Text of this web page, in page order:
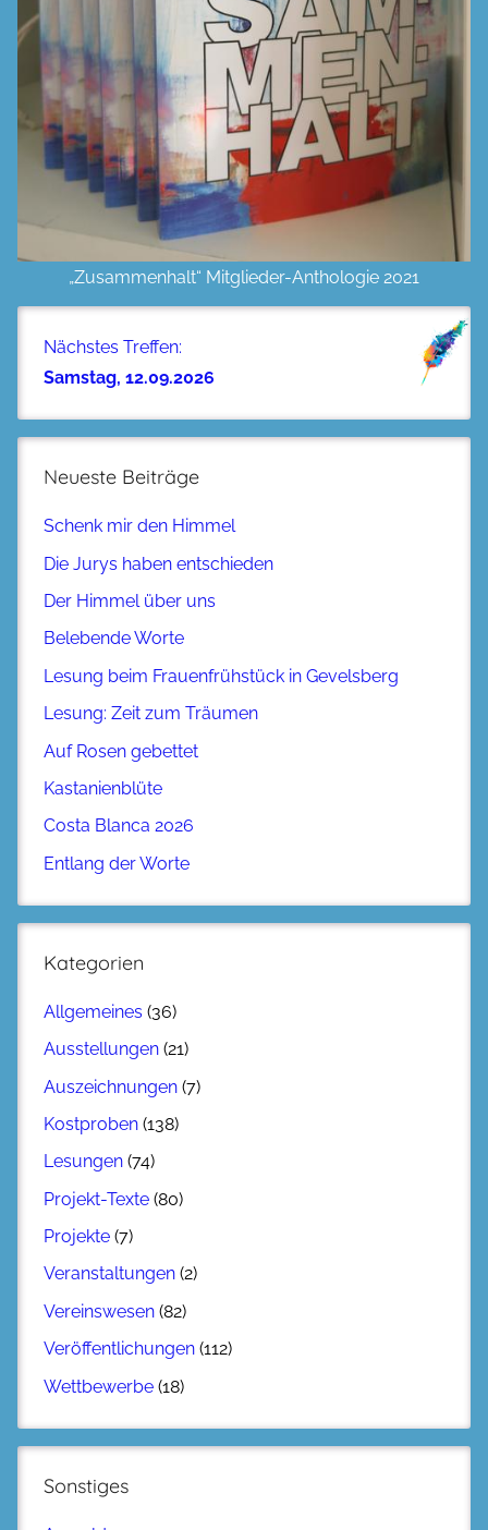
„Zusammenhalt“ Mitglieder-Anthologie 2021
Nächstes Treffen:
Samstag, 12.09.2026
Neueste Beiträge
Schenk mir den Himmel
Die Jurys haben entschieden
Der Himmel über uns
Belebende Worte
Lesung beim Frauenfrühstück in Gevelsberg
Lesung: Zeit zum Träumen
Auf Rosen gebettet
Kastanienblüte
Costa Blanca 2026
Entlang der Worte
Kategorien
Allgemeines (36)
Ausstellungen (21)
Auszeichnungen (7)
Kostproben (138)
Lesungen (74)
Projekt-Texte (80)
Projekte (7)
Veranstaltungen (2)
Vereinswesen (82)
Veröffentlichungen (112)
Wettbewerbe (18)
Sonstiges